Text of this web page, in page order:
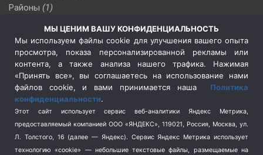
Районы (1)
(509)
Сельское хозяйство (3)
Социальная политика
(3)
Спецоперация в Украине
Спецоперация на Украине
(404)
Спорт (740)
Терроризм (1)
Транспорт (262)
МЫ ЦЕНИМ ВАШУ КОНФИДЕНЦИАЛЬНОСТЬ
Мы используем файлы cookie для улучшения вашего опыта
просмотра, показа персонализированной рекламы или
контента, а также анализа нашего трафика. Нажимая
«Принять все», вы соглашаетесь на использование нами
файлов cookie, и вами принимается наша Политика
конфиденциальности.
Этот сайт использует сервис веб-аналитики Яндекс Метрика,
предоставляемый компанией ООО «ЯНДЕКС», 119021, Россия, Москва, ул.
Л. Толстого, 16 (далее — Яндекс). Сервис Яндекс Метрика использует
технологию «cookie» — небольшие текстовые файлы, размещаемые на